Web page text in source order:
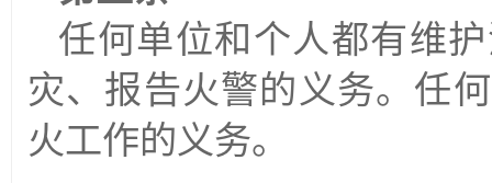
任何单位和个人都有维
灾、报告火警的义务。任
火工作的义务。